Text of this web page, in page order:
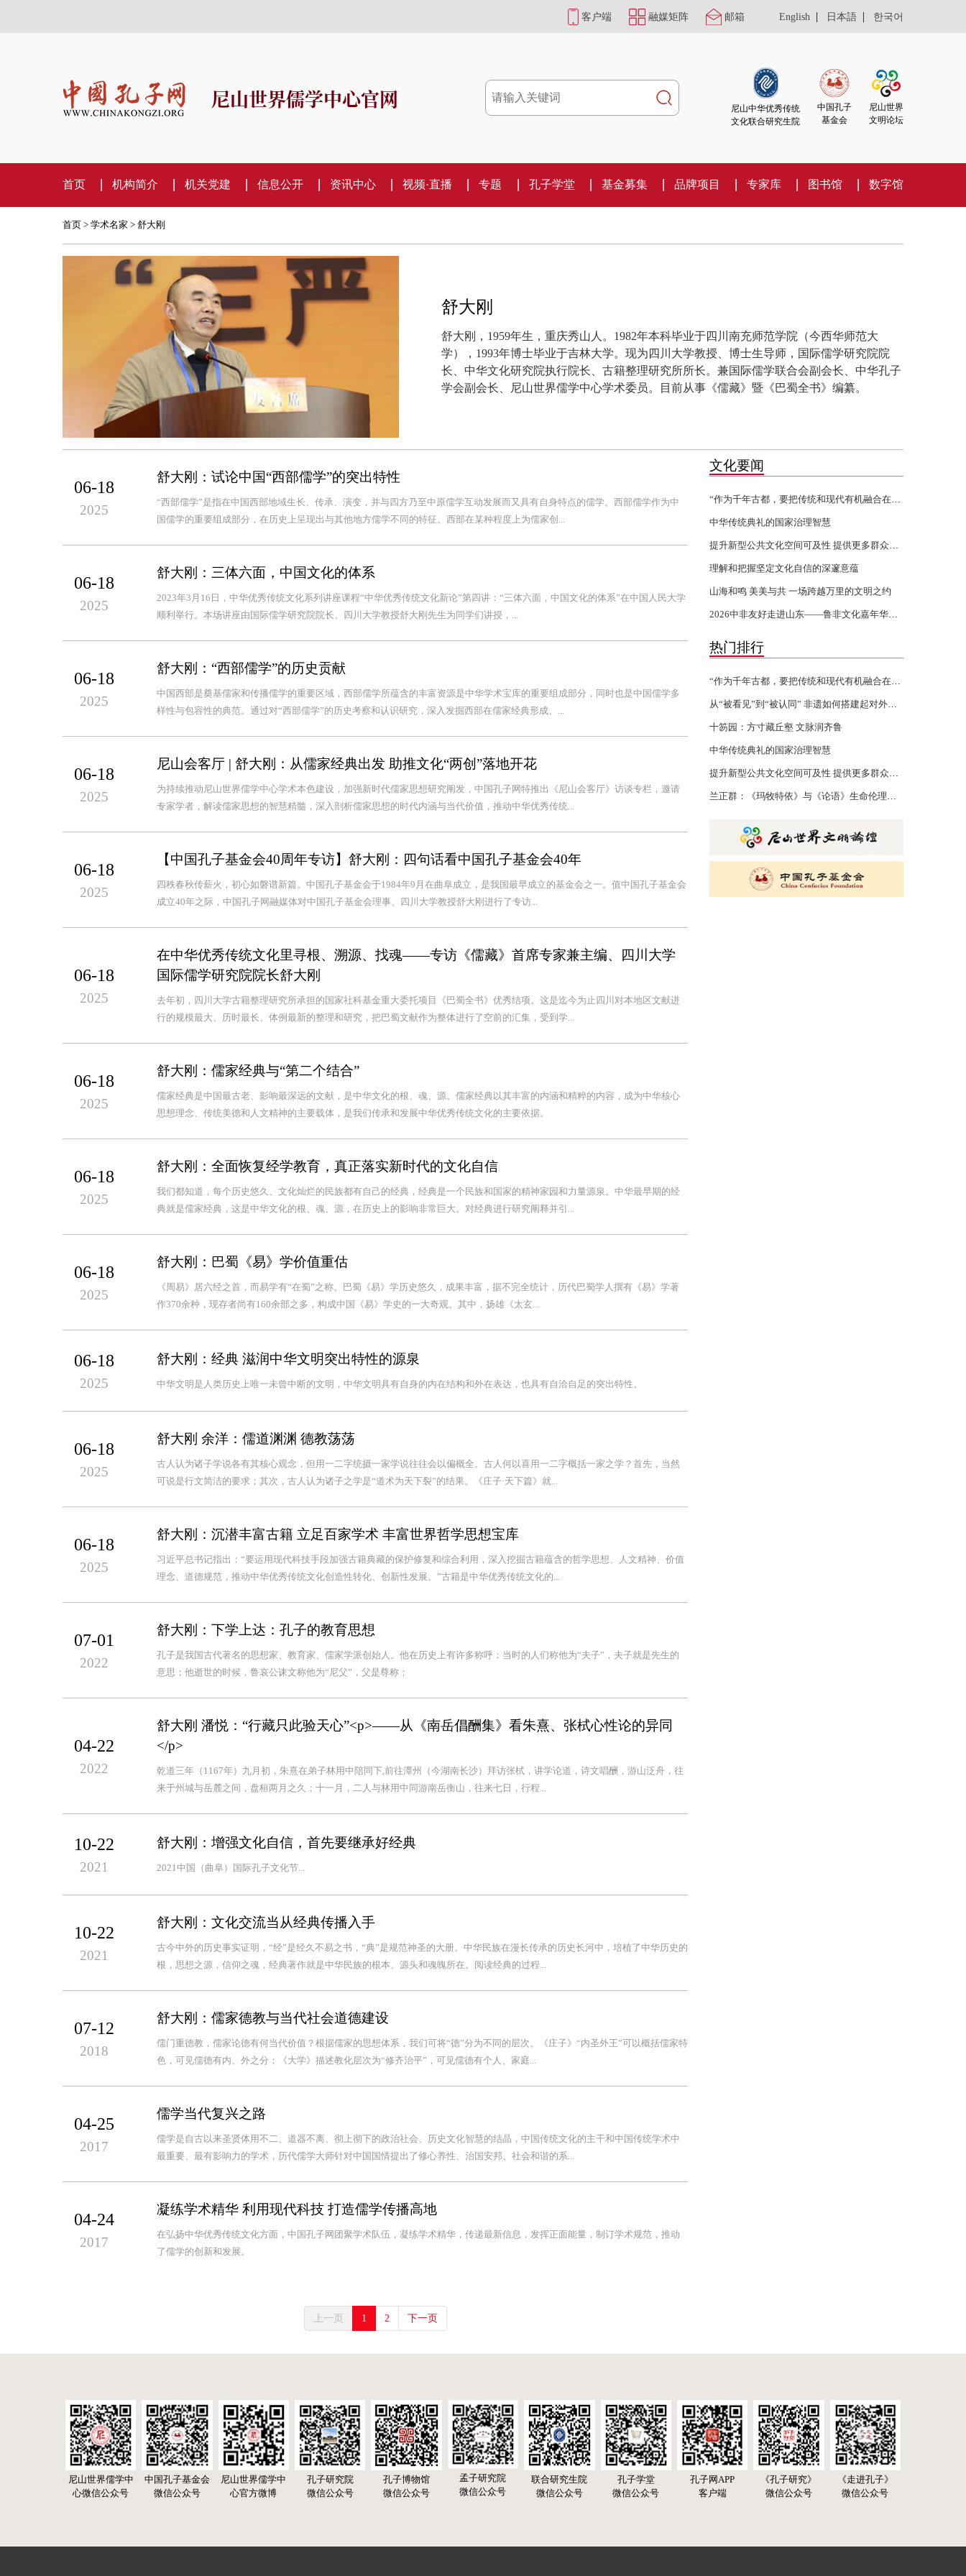
客户端 融媒矩阵 邮箱 English | 日本語 | 한국어
尼山世界儒学中心官网
尼山中华优秀传统
文化联合研究生院
中国孔子
基金会
尼山世界
文明论坛
首页 机构简介 机关党建 信息公开 资讯中心 视频·直播 专题 孔子学堂 基金募集 品牌项目 专家库 图书馆 数字馆
首页 > 学术名家 > 舒大刚
舒大刚
舒大刚，1959年生，重庆秀山人。1982年本科毕业于四川南充师范学院（今西华师范大
学），1993年博士毕业于吉林大学。现为四川大学教授、博士生导师，国际儒学研究院院
长、中华文化研究院执行院长、古籍整理研究所所长。兼国际儒学联合会副会长、中华孔子
学会副会长、尼山世界儒学中心学术委员。目前从事《儒藏》暨《巴蜀全书》编纂。
06-18
2025
舒大刚：试论中国“西部儒学”的突出特性
“西部儒学”是指在中国西部地域生长、传承、演变，并与四方乃至中原儒学互动发展而又具有自身特点的儒学。西部儒学作为中
国儒学的重要组成部分，在历史上呈现出与其他地方儒学不同的特征。西部在某种程度上为儒家创...
06-18
2025
舒大刚：三体六面，中国文化的体系
2023年3月16日，中华优秀传统文化系列讲座课程“中华优秀传统文化新论”第四讲：“三体六面，中国文化的体系”在中国人民大学
顺利举行。本场讲座由国际儒学研究院院长、四川大学教授舒大刚先生为同学们讲授，...
06-18
2025
舒大刚：“西部儒学”的历史贡献
中国西部是奠基儒家和传播儒学的重要区域，西部儒学所蕴含的丰富资源是中华学术宝库的重要组成部分，同时也是中国儒学多
样性与包容性的典范。通过对“西部儒学”的历史考察和认识研究，深入发掘西部在儒家经典形成、...
06-18
2025
尼山会客厅 | 舒大刚：从儒家经典出发 助推文化“两创”落地开花
为持续推动尼山世界儒学中心学术本色建设，加强新时代儒家思想研究阐发，中国孔子网特推出《尼山会客厅》访谈专栏，邀请
专家学者，解读儒家思想的智慧精髓，深入剖析儒家思想的时代内涵与当代价值，推动中华优秀传统...
06-18
2025
【中国孔子基金会40周年专访】舒大刚：四句话看中国孔子基金会40年
四秩春秋传薪火，初心如磐谱新篇。中国孔子基金会于1984年9月在曲阜成立，是我国最早成立的基金会之一。值中国孔子基金会
成立40年之际，中国孔子网融媒体对中国孔子基金会理事、四川大学教授舒大刚进行了专访...
06-18
2025
在中华优秀传统文化里寻根、溯源、找魂——专访《儒藏》首席专家兼主编、四川大学
国际儒学研究院院长舒大刚
去年初，四川大学古籍整理研究所承担的国家社科基金重大委托项目《巴蜀全书》优秀结项。这是迄今为止四川对本地区文献进
行的规模最大、历时最长、体例最新的整理和研究，把巴蜀文献作为整体进行了空前的汇集，受到学...
06-18
2025
舒大刚：儒家经典与“第二个结合”
儒家经典是中国最古老、影响最深远的文献，是中华文化的根、魂、源。儒家经典以其丰富的内涵和精粹的内容，成为中华核心
思想理念、传统美德和人文精神的主要载体，是我们传承和发展中华优秀传统文化的主要依据。
06-18
2025
舒大刚：全面恢复经学教育，真正落实新时代的文化自信
我们都知道，每个历史悠久、文化灿烂的民族都有自己的经典，经典是一个民族和国家的精神家园和力量源泉。中华最早期的经
典就是儒家经典，这是中华文化的根、魂、源，在历史上的影响非常巨大。对经典进行研究阐释并引...
06-18
2025
舒大刚：巴蜀《易》学价值重估
《周易》居六经之首，而易学有“在蜀”之称。巴蜀《易》学历史悠久，成果丰富，据不完全统计，历代巴蜀学人撰有《易》学著
作370余种，现存者尚有160余部之多，构成中国《易》学史的一大奇观。其中，扬雄《太玄...
06-18
2025
舒大刚：经典 滋润中华文明突出特性的源泉
中华文明是人类历史上唯一未曾中断的文明，中华文明具有自身的内在结构和外在表达，也具有自洽自足的突出特性。
06-18
2025
舒大刚 余洋：儒道渊渊 德教荡荡
古人认为诸子学说各有其核心观念，但用一二字统摄一家学说往往会以偏概全。古人何以喜用一二字概括一家之学？首先，当然
可说是行文简洁的要求；其次，古人认为诸子之学是“道术为天下裂”的结果。《庄子·天下篇》就...
06-18
2025
舒大刚：沉潜丰富古籍 立足百家学术 丰富世界哲学思想宝库
习近平总书记指出：“要运用现代科技手段加强古籍典藏的保护修复和综合利用，深入挖掘古籍蕴含的哲学思想、人文精神、价值
理念、道德规范，推动中华优秀传统文化创造性转化、创新性发展。”古籍是中华优秀传统文化的...
07-01
2022
舒大刚：下学上达：孔子的教育思想
孔子是我国古代著名的思想家、教育家、儒家学派创始人。他在历史上有许多称呼：当时的人们称他为“夫子”，夫子就是先生的
意思；他逝世的时候，鲁哀公诔文称他为“尼父”，父是尊称；
04-22
2022
舒大刚 潘悦：“行藏只此验天心”<p>——从《南岳倡酬集》看朱熹、张栻心性论的异同
</p>
乾道三年（1167年）九月初，朱熹在弟子林用中陪同下,前往潭州（今湖南长沙）拜访张栻，讲学论道，诗文唱酬，游山泛舟，往
来于州城与岳麓之间，盘桓两月之久；十一月，二人与林用中同游南岳衡山，往来七日，行程...
10-22
2021
舒大刚：增强文化自信，首先要继承好经典
2021中国（曲阜）国际孔子文化节...
10-22
2021
舒大刚：文化交流当从经典传播入手
古今中外的历史事实证明，“经”是经久不易之书，“典”是规范神圣的大册。中华民族在漫长传承的历史长河中，培植了中华历史的
根，思想之源，信仰之魂，经典著作就是中华民族的根本、源头和魂魄所在。阅读经典的过程...
07-12
2018
舒大刚：儒家德教与当代社会道德建设
儒门重德教，儒家论德有何当代价值？根据儒家的思想体系，我们可将“德”分为不同的层次。《庄子》“内圣外王”可以概括儒家特
色，可见儒德有内、外之分；《大学》描述教化层次为“修齐治平”，可见儒德有个人、家庭...
04-25
2017
儒学当代复兴之路
儒学是自古以来圣贤体用不二、道器不离、彻上彻下的政治社会、历史文化智慧的结晶，中国传统文化的主干和中国传统学术中
最重要、最有影响力的学术，历代儒学大师针对中国国情提出了修心养性、治国安邦、社会和谐的系...
04-24
2017
凝练学术精华 利用现代科技 打造儒学传播高地
在弘扬中华优秀传统文化方面，中国孔子网团聚学术队伍，凝练学术精华，传递最新信息，发挥正面能量，制订学术规范，推动
了儒学的创新和发展。
上一页 1 2 下一页
文化要闻
“作为千年古都，要把传统和现代有机融合在一起”
中华传统典礼的国家治理智慧
提升新型公共文化空间可及性 提供更多群众身边的文化服务
理解和把握坚定文化自信的深邃意蕴
山海和鸣 美美与共 一场跨越万里的文明之约
2026中非友好走进山东——鲁非文化嘉年华活动开幕
热门排行
“作为千年古都，要把传统和现代有机融合在一起”
从“被看见”到“被认同” 非遗如何搭建起对外文化交流的桥梁
十笏园：方寸藏丘壑 文脉润齐鲁
中华传统典礼的国家治理智慧
提升新型公共文化空间可及性 提供更多群众身边的文化服务
兰正群：《玛牧特依》与《论语》生命伦理的认知共性
尼山世界儒学中
心微信公众号
中国孔子基金会
微信公众号
尼山世界儒学中
心官方微博
孔子研究院
微信公众号
孔子博物馆
微信公众号
孟子研究院
微信公众号
联合研究生院
微信公众号
孔子学堂
微信公众号
孔子网APP
客户端
《孔子研究》
微信公众号
《走进孔子》
微信公众号